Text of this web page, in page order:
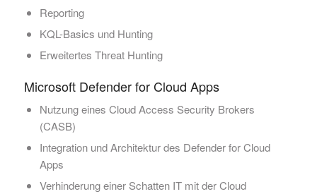
Reporting
KQL-Basics und Hunting
Erweitertes Threat Hunting
Microsoft Defender for Cloud Apps
Nutzung eines Cloud Access Security Brokers
(CASB)
Integration und Architektur des Defender for Cloud
Apps
Verhinderung einer Schatten IT mit der Cloud